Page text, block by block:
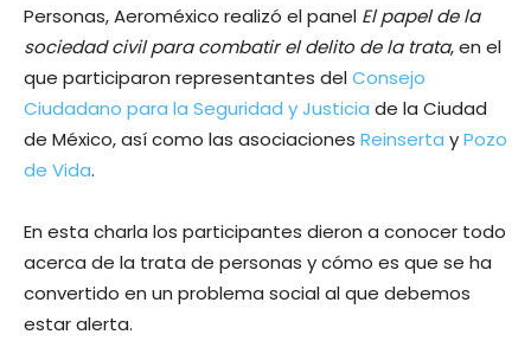
Personas, Aeroméxico realizó el panel El papel de la
sociedad civil para combatir el delito de la trata, en el
que participaron representantes delConsejo
Ciudadano para la Seguridad y Justicia de la Ciudad
de México, así como las asociaciones Reinserta yPozo
de Vida.
En esta charla los participantes dieron a conocer todo
acerca de la trata de personas y cómo es que se ha
convertido en un problema social al que debemos
estar alerta.